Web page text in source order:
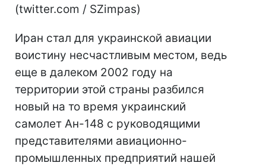
(twitter.com / SZimpas)
Иран стал для украинской авиации
воистину несчастливым местом, ведь
еще в далеком 2002 году на
территории этой страны разбился
новый на то время украинский
самолет Ан-148 с руководящими
представителями авиационно-
промышленных предприятий нашей